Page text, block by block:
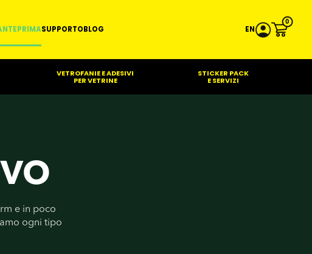
SUPPORTOBLOG EN
0
VETROFANIE E ADESIVI
PER VETRINE
STICKER PACK
E SERVIZI
e in poco
ogni tipo